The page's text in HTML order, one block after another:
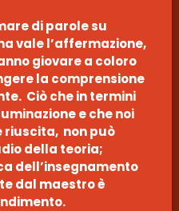
di parole su
vale l’affermazione,
giovare a coloro
la comprensione
Ciò che in termini
e che noi
non può
della teoria;
dell’insegnamento
dal maestro è